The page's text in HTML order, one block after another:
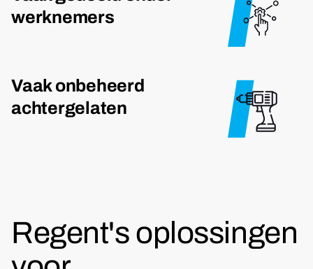
werknemers
Vaak onbeheerd
achtergelaten
Regent's oplossingen